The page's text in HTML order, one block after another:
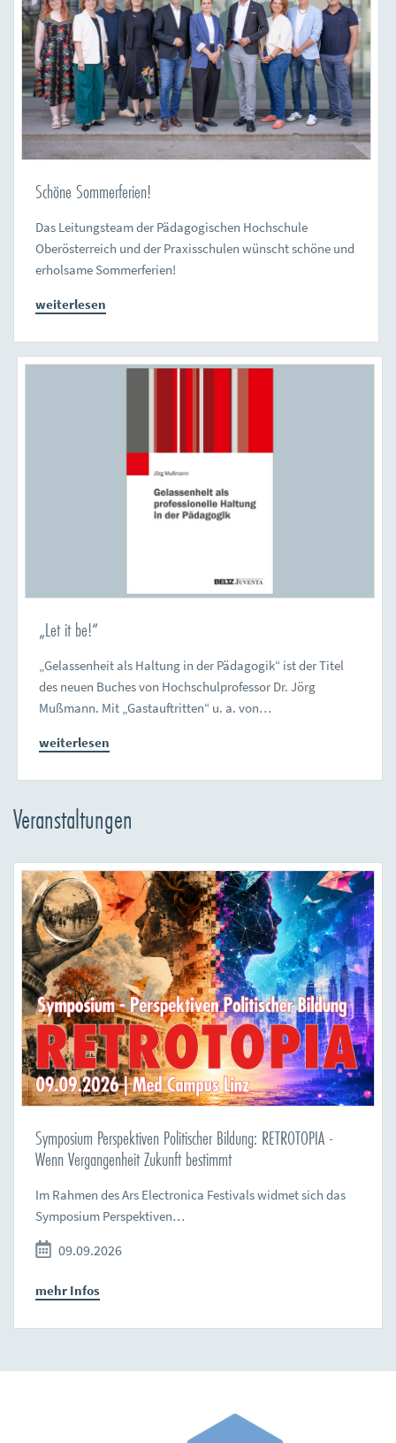
Schöne Sommerferien!
Das Leitungsteam der Pädagogischen Hochschule
Oberösterreich und der Praxisschulen wünscht schöne und
erholsame Sommerferien!
weiterlesen
„Let it be!“
„Gelassenheit als Haltung in der Pädagogik“ ist der Titel
des neuen Buches von Hochschulprofessor Dr. Jörg
Mußmann. Mit „Gastauftritten“ u. a. von…
weiterlesen
Veranstaltungen
Symposium Perspektiven Politischer Bildung: RETROTOPIA -
Wenn Vergangenheit Zukunft bestimmt
Im Rahmen des Ars Electronica Festivals widmet sich das
Symposium Perspektiven…
09.09.2026
mehr Infos